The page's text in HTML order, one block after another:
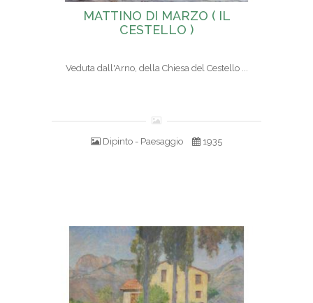
MATTINO DI MARZO ( IL
CESTELLO )
Veduta dall'Arno, della Chiesa del Cestello ...
Dipinto - Paesaggio 1935